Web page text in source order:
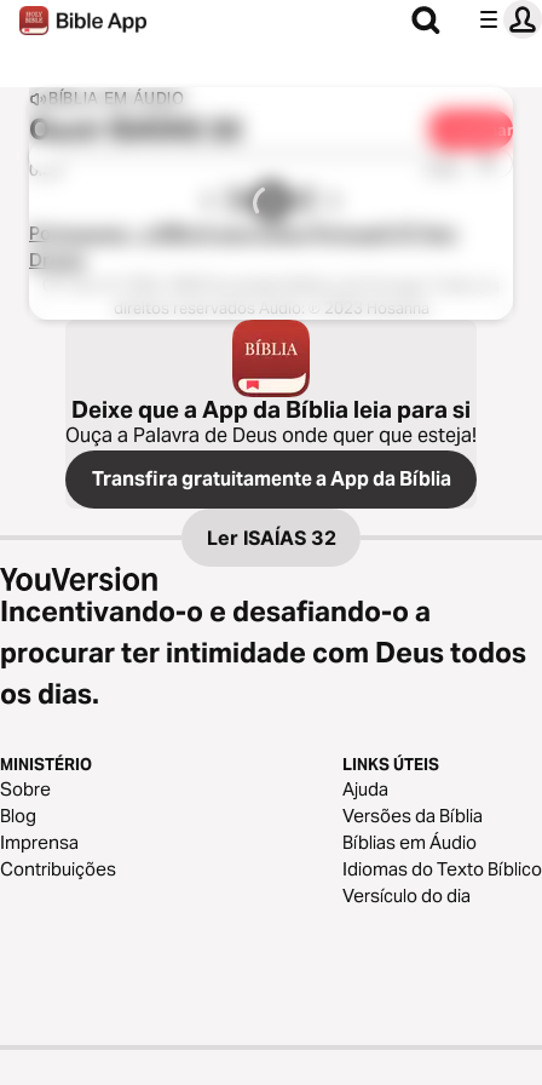
BÍBLIA EM ÁUDIO
Ouvir ISAÍAS 32 Partilhar
0:00 1x
Portuguese - a BÍBLIA para todos (Portugal) OT Non
Drama
direitos reservados Audio: ℗ 2023 Hosanna
Deixe que a App da Bíblia leia para si
Ouça a Palavra de Deus onde quer que esteja!
Transfira gratuitamente a App da Bíblia
Ler ISAÍAS 32
Incentivando-o e desafiando-o a
procurar ter intimidade com Deus todos
os dias.
MINISTÉRIO
Sobre
Blog
Imprensa
Contribuições
LINKS ÚTEIS
Ajuda
Versões da Bíblia
Bíblias em Áudio
Idiomas do Texto Bíblico
Versículo do dia